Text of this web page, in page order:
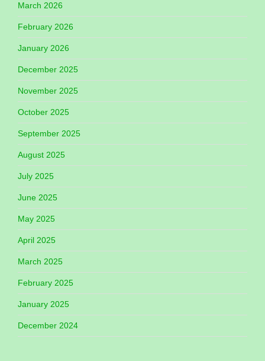
March 2026
February 2026
January 2026
December 2025
November 2025
October 2025
September 2025
August 2025
July 2025
June 2025
May 2025
April 2025
March 2025
February 2025
January 2025
December 2024